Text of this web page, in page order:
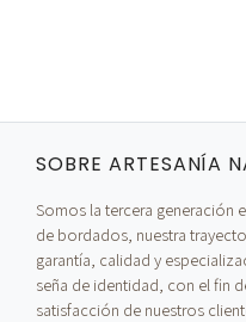
SOBRE ARTESANÍA
Somos la tercera generación
de bordados, nuestra
garantía, calidad y
seña de identidad, con el fin
satisfacción de nuestros